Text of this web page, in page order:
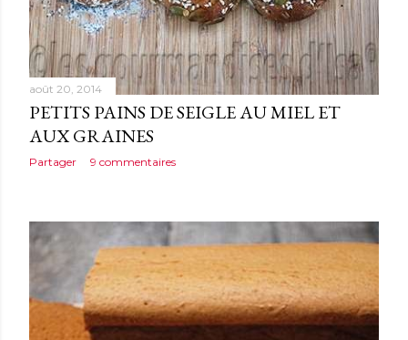
août 20, 2014
PETITS PAINS DE SEIGLE AU MIEL ET
AUX GRAINES
Partager 9 commentaires